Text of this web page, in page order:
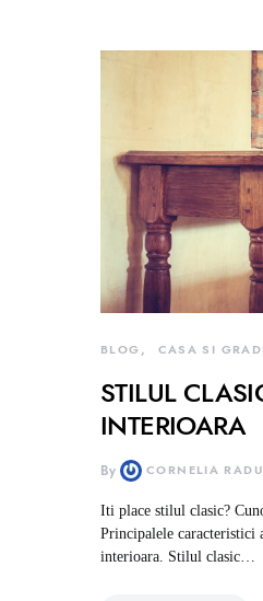
BLOG CASA SI
STILUL
INTERIOARA
By CORNELIA
Iti place stilul clasic?
Principalele caracteristici
interioara. Stilul clasic…